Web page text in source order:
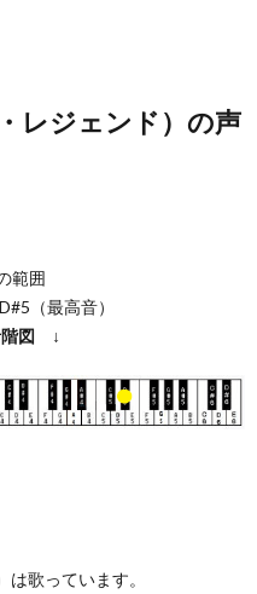
レジェンド）の声
範囲
（最高音）
図 ↓
歌っています。